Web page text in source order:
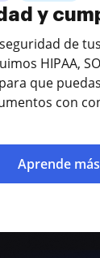
y
de
HIPAA,
que
con
Aprende más